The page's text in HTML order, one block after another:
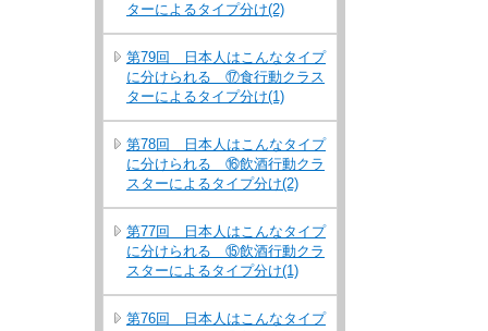
ターによるタイプ分け(2)
第79回 日本人はこんなタイプ
に分けられる ⑰食行動クラス
ターによるタイプ分け(1)
第78回 日本人はこんなタイプ
に分けられる ⑯飲酒行動クラ
スターによるタイプ分け(2)
第77回 日本人はこんなタイプ
に分けられる ⑮飲酒行動クラ
スターによるタイプ分け(1)
第76回 日本人はこんなタイプ